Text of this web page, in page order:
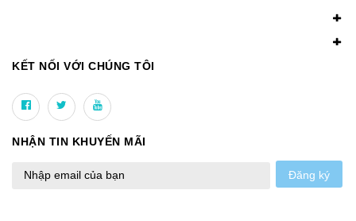
KẾT NỐI VỚI CHÚNG TÔI
NHẬN TIN KHUYẾN MÃI
Đăng ký